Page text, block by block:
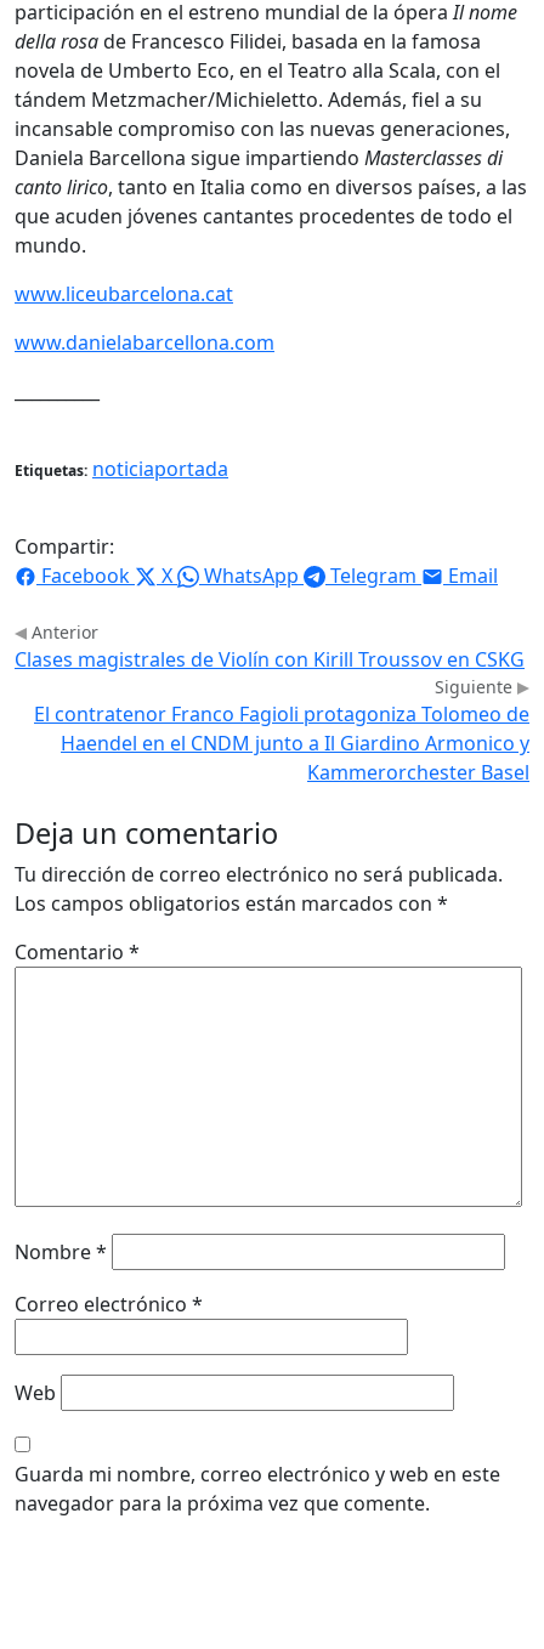
participación en el estreno mundial de la óperaIl nome
della rosade Francesco Filidei, basada en la famosa
novela de Umberto Eco, en el Teatro alla Scala, con el
tándem Metzmacher/Michieletto. Además, fiel a su
incansable compromiso con las nuevas generaciones,
Daniela Barcellona sigue impartiendo Masterclasses di
canto lirico, tanto en Italia como en diversos países, a las
que acuden jóvenes cantantes procedentes de todo el
mundo.
www.liceubarcelona.cat
www.danielabarcellona.com
Etiquetas: noticiaportada
Compartir:
Facebook
X WhatsApp Telegram Email
Anterior
Clases magistrales de Violín con Kirill Troussov en CSKG
Siguiente
El contratenor Franco Fagioli protagoniza Tolomeo de
Haendel en el CNDM junto a Il Giardino Armonico y
Kammerorchester Basel
Deja un comentario
Tu dirección de correo electrónico no será publicada.
Los campos obligatorios están marcados con *
Comentario *
Nombre*
Correo electrónico *
Web
Guarda mi nombre, correo electrónico y web en este
navegador para la próxima vez que comente.